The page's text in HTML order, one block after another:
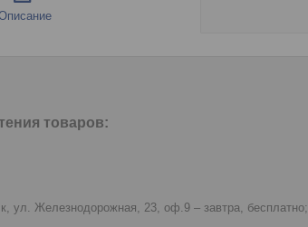
товаров:
ул. Железнодорожная, 23, оф.9 – завтра, бесплатно;